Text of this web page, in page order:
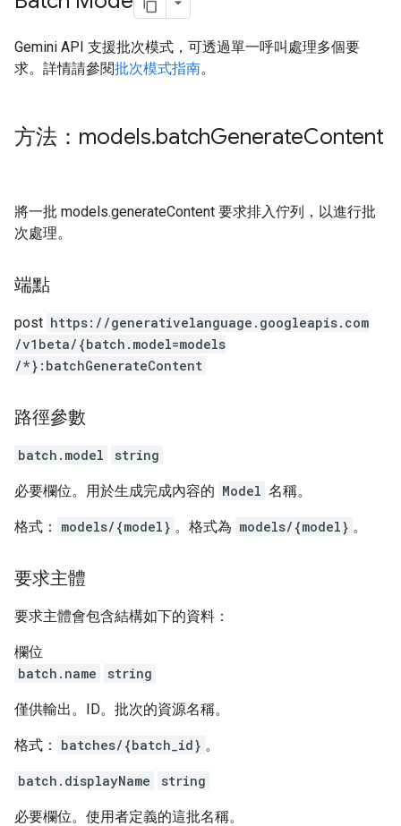
Gemini API 支援批次模式，可透過單一呼叫處理多個要
求。詳情請參閱批次模式指南。
方法：models.batchGenerateContent
將一批 models.generateContent 要求排入佇列，以進行批
次處理。
端點
post https: / /generativelanguage.googleapis.com
/v1beta/{batch.model=models
/*}:batchGenerateContent
路徑參數
batch.model string
必要欄位。用於生成完成內容的 Model 名稱。
格式： models/{model} 。格式為 models/{model} 。
要求主體
要求主體會包含結構如下的資料：
欄位
batch.name
string
僅供輸出。ID。批次的資源名稱。
格式： batches/{batch_id} 。
batch.displayName string
必要欄位。使用者定義的這批名稱。